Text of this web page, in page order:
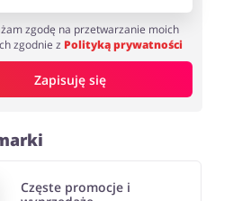
zgodę na przetwarzanie moich
zgodnie z Polityką prywatności
Zapisuję się
Częste promocje i